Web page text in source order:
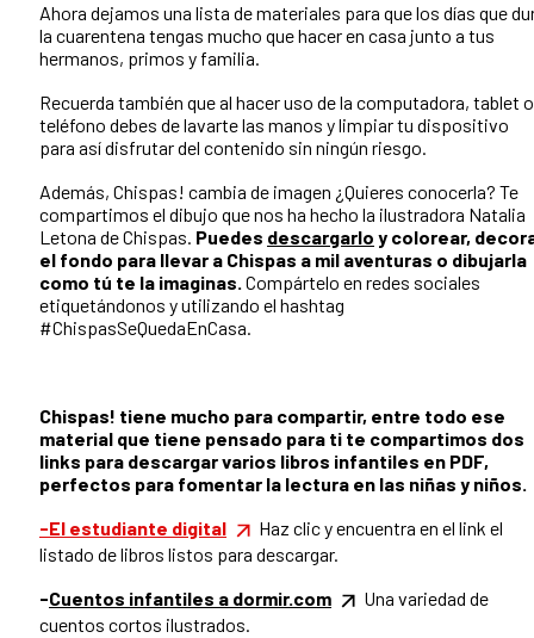
Ahora dejamos una lista de materiales para que los días que
la cuarentena tengas mucho que hacer en casa junto a tus
hermanos, primos y familia.
Recuerda también que al hacer uso de la computadora, tablet o
teléfono debes de lavarte las manos y limpiar tu dispositivo
para así disfrutar del contenido sin ningún riesgo.
Además, Chispas! cambia de imagen ¿Quieres conocerla? Te
compartimos el dibujo que nos ha hecho la ilustradora Natalia
Letona de Chispas. Puedes descargarlo y colorear,
el fondo para llevar a Chispas a mil aventuras o dibujarla
como tú te la imaginas. Compártelo en redes sociales
etiquetándonos y utilizando el hashtag
#ChispasSeQuedaEnCasa.
Chispas! tiene mucho para compartir, entre todo ese
material que tiene pensado para ti te compartimos dos
links para descargar varios libros infantiles en PDF,
perfectos para fomentar la lectura en las niñas y niños.
-El estudiante digital
Haz clic y encuentra en el link el
listado de libros listos para descargar.
-Cuentos infantiles a dormir.com
Una variedad de
cuentos cortos ilustrados.